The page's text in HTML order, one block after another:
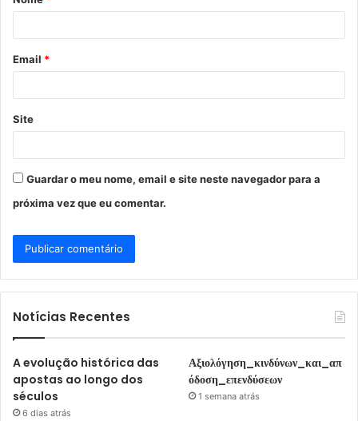
*
Email *
Site
Guardar o meu nome, email e site neste navegador para a
próxima vez que eu comentar.
Notícias Recentes
A evolução histórica das
apostas ao longo dos
séculos
6 dias atrás
Αξιολόγηση_κινδύνων_και_απ
όδοση_επενδύσεων
1 semana atrás